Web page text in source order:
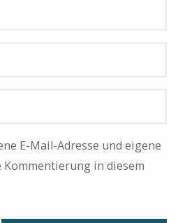
E-Mail-Adresse und eigene
in diesem